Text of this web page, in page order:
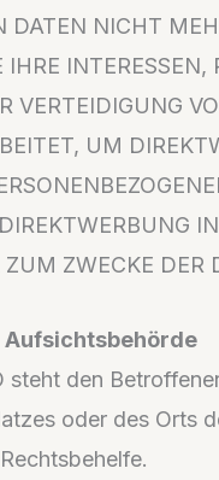
DATEN NICHT
UM
ZWECKE
steht den
oder des Orts